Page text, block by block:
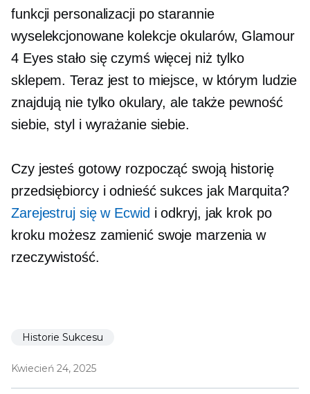
funkcji personalizacji po starannie
wyselekcjonowane kolekcje okularów, Glamour
4 Eyes stało się czymś więcej niż tylko
sklepem. Teraz jest to miejsce, w którym ludzie
znajdują nie tylko okulary, ale także pewność
siebie, styl i wyrażanie siebie.
Czy jesteś gotowy rozpocząć swoją historię
przedsiębiorcy i odnieść sukces jak Marquita?
Zarejestruj się w Ecwid i odkryj, jak krok po
kroku możesz zamienić swoje marzenia w
rzeczywistość.
Historie Sukcesu
Kwiecień 24, 2025